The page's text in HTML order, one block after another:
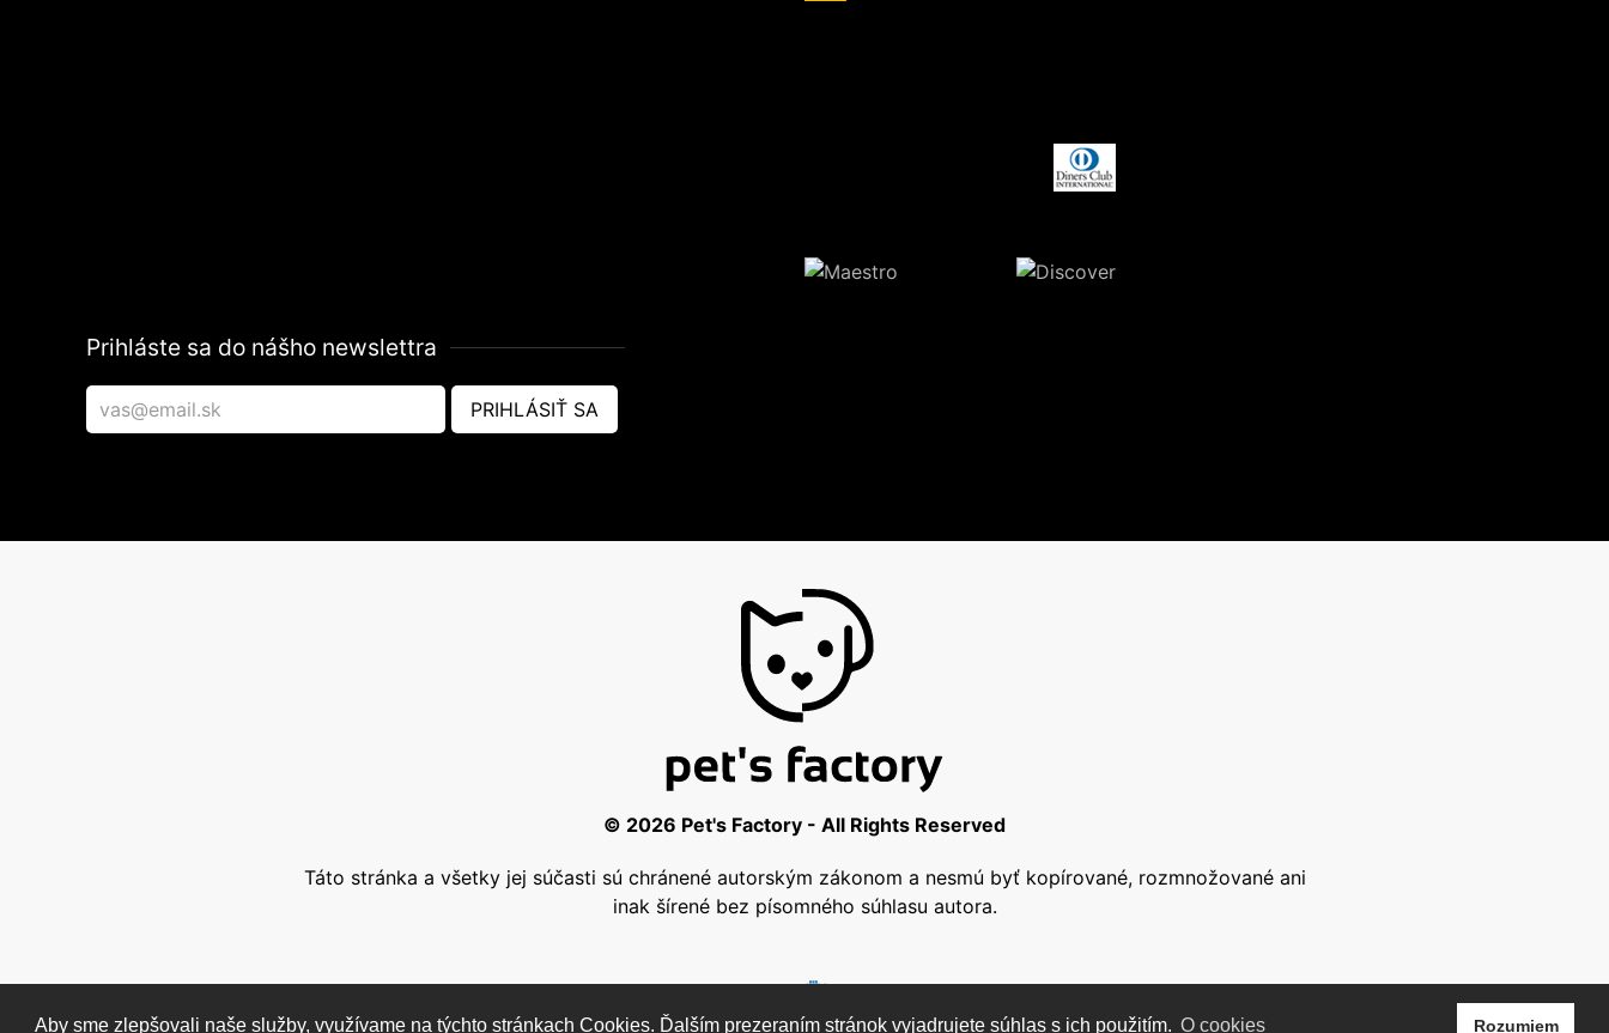
Aby sme zlepšovali naše služby, využívame na týchto stránkach Cookies. Ďalším prezeraním stránok vyjadrujete súhlas s ich použitím. O cookies Rozumiem
© 2026 Pet's Factory - All Rights Reserved
Táto stránka a všetky jej súčasti sú chránené autorským zákonom a nesmú byť kopírované, rozmnožované ani
inak šírené bez písomného súhlasu autora.